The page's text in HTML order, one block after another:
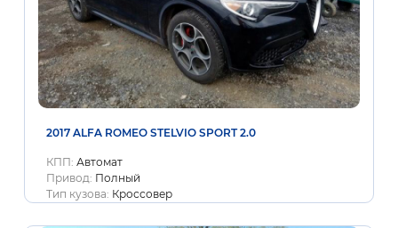
2017 ALFA ROMEO STELVIO SPORT 2.0
КПП: Автомат
Привод: Полный
Тип кузова: Кроссовер